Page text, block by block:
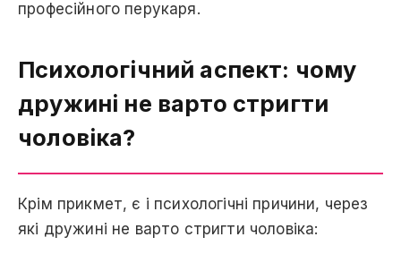
професійного перукаря.
Психологічний аспект: чому
дружині не варто стригти
чоловіка?
Крім прикмет, є і психологічні причини, через
які дружині не варто стригти чоловіка: